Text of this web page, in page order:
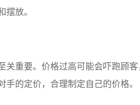
摆放。
关重要。价格过高可能会吓跑顾
手的定价，合理制定自己的价格。